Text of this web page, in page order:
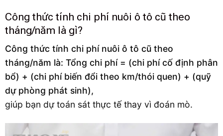
Công thức tính chi phí nuôi ô tô cũ theo
tháng/năm là gì?
Công thức tính chi phí nuôi ô tô cũ theo
tháng/năm là: Tổng chi phí = (chi phí cố định phân
bổ) + (chi phí biến đổi theo km/thói quen) + (quỹ
dự phòng phát sinh),
giúp bạn dự toán sát thực tế thay vì đoán mò.